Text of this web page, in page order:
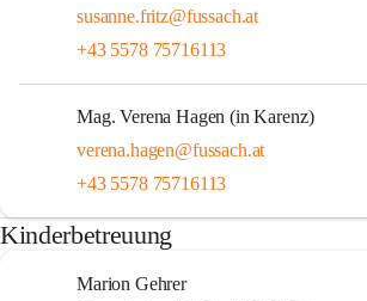
susanne.fritz@fussach.at
+43 5578 75716113
Mag. Verena Hagen (in Karenz)
verena.hagen@fussach.at
+43 5578 75716113
Kinderbetreuung
Marion Gehrer